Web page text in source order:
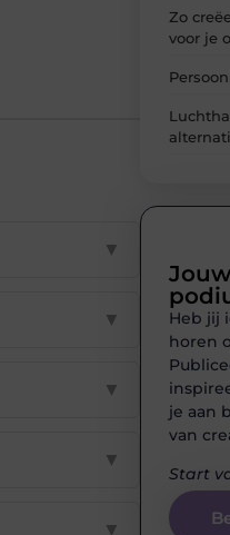
▼
▼
▼
▼
▼
Zo
voor je
Heb jij
horen
je aan
van
Start